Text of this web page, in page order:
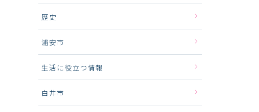
歴史
浦安市
生活に役立つ情報
白井市